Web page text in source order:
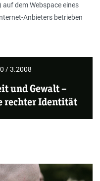
dem Webspace eines
Anbieters betrieben
/ 3.2008
und Gewalt–
rechter Identität